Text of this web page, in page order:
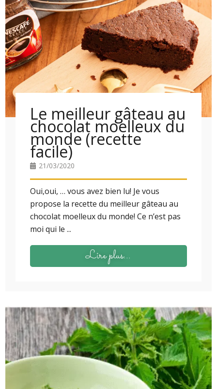
Le meilleur gâteau au
chocolat moelleux du
monde (recette
facile)
21/03/2020
Oui,oui, … vous avez bien lu! Je vous
propose la recette du meilleur gâteau au
chocolat moelleux du monde! Ce n’est pas
moi qui le ...
Lire plus...